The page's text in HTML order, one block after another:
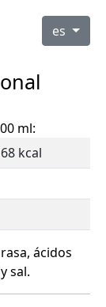
es
ml:
kcal
ácidos
sal.